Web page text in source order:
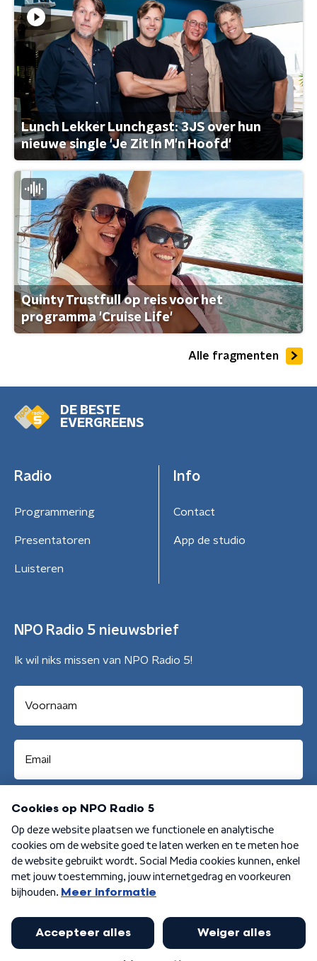
Lunch Lekker Lunchgast: 3JS over hun
nieuwe single 'Je Zit In M'n Hoofd'
Quinty Trustfull op reis voor het
programma 'Cruise Life'
Alle fragmenten
DE BESTE
EVERGREENS
Radio
Programmering
Presentatoren
Luisteren
Info
Contact
App de studio
NPO Radio 5 nieuwsbrief
Ik wil niks missen van NPO Radio 5!
Aanmelden
Algemene voorwaarden